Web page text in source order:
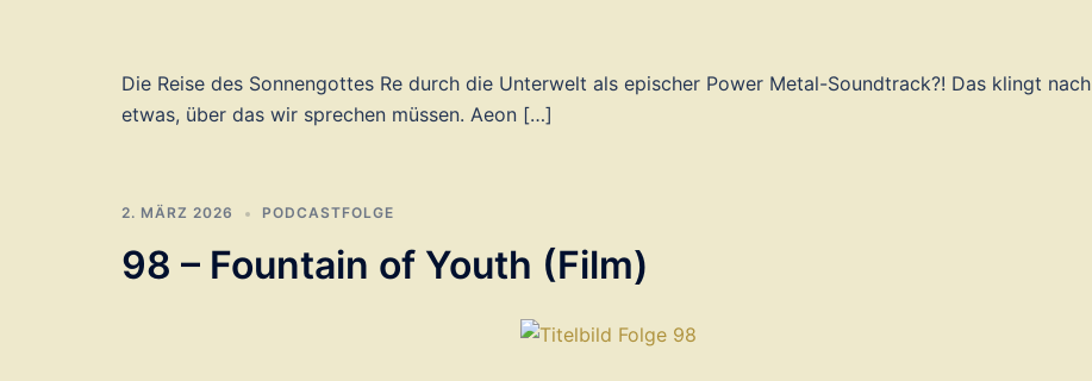
Die Reise des Sonnengottes Re durch die Unterwelt als epischer Power Metal-Soundtrack?! Das klingt nach
etwas, über das wir sprechen müssen. Aeon […]
2. MÄRZ 2026 PODCASTFOLGE
98 – Fountain of Youth (Film)